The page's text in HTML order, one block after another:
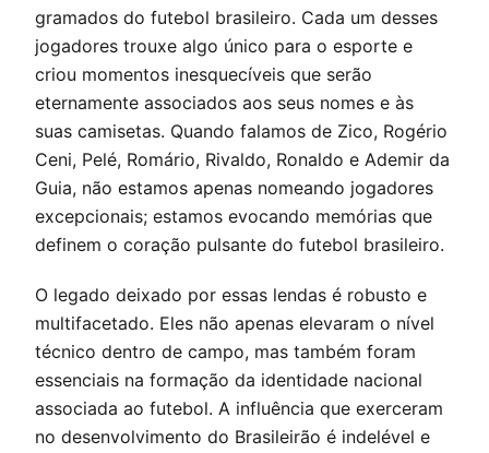
gramados do futebol brasileiro. Cada um desses
jogadores trouxe algo único para o esporte e
criou momentos inesquecíveis que serão
eternamente associados aos seus nomes e às
suas camisetas. Quando falamos de Zico, Rogério
Ceni, Pelé, Romário, Rivaldo, Ronaldo e Ademir da
Guia, não estamos apenas nomeando jogadores
excepcionais; estamos evocando memórias que
definem o coração pulsante do futebol brasileiro.
O legado deixado por essas lendas é robusto e
multifacetado. Eles não apenas elevaram o nível
técnico dentro de campo, mas também foram
essenciais na formação da identidade nacional
associada ao futebol. A influência que exerceram
no desenvolvimento do Brasileirão é indelével e